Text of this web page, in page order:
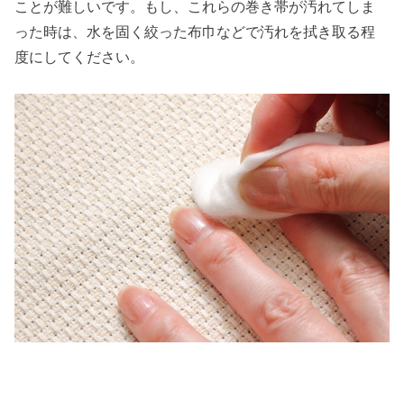
ことが難しいです。もし、これらの巻き帯が汚れてしま
った時は、水を固く絞った布巾などで汚れを拭き取る程
度にしてください。